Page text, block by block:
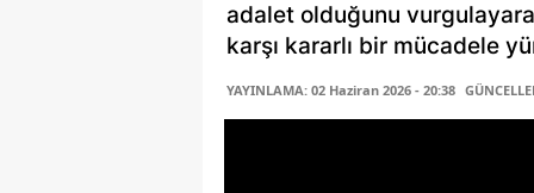
adalet olduğunu
karşı kararlı bir mücadele
YAYINLAMA: 02 Haziran 2026 - 20:38